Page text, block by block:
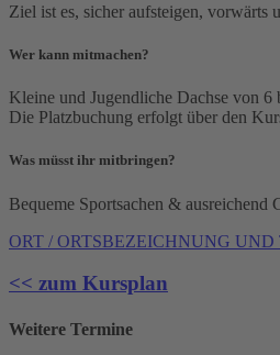
Ziel ist es, sicher aufsteigen,
Wer kann mitmachen?
Kleine und Jugendliche Dachse von
Die Platzbuchung erfolgt über den
Was müsst ihr mitbringen?
Bequeme Sportsachen & ausreichend
ORT / ORTSBEZEICHNUNG
<< zum Kursplan
Weitere Termine